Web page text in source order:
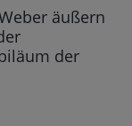
äußern
der